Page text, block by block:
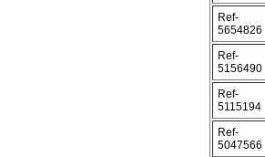
Ref-
5654826
Ref-
5156490
Ref-
5115194
Ref-
5047566